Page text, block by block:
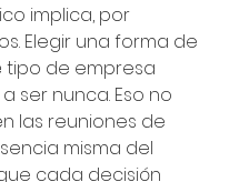
implica, por
Elegir una forma de
tipo de empresa
ser nunca. Eso no
las reuniones de
misma del
cada decisión